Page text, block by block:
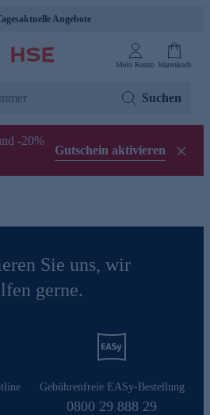
Angebote
Mein Konto Warenkorb
Suchen
-20%
Gutschein aktivieren
Sie uns, wir
gerne.
Gebührenfreie EASy-Bestellung
0800 29 888 29